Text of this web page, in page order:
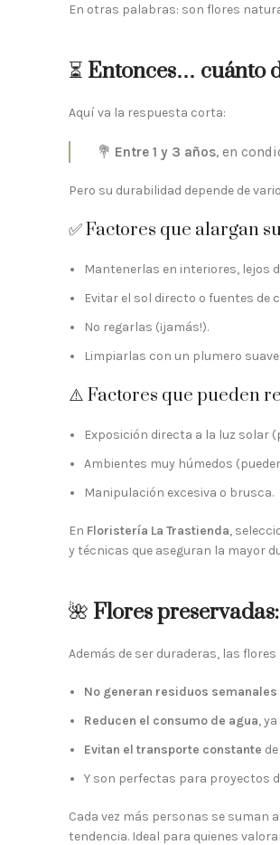
En otras palabras: son flores
⏳ Entonces… cuánto
Aquí va la respuesta corta:
💐 Entre 1 y 3 años, en
Pero su durabilidad depende de
✅ Factores que alargan
Mantenerlas en interiores, lejos
Evitar el sol directo o fuentes de
No regarlas (¡jamás!).
Limpiarlas con un plumero
⚠️ Factores que pueden
Exposición directa a la luz solar
Ambientes muy húmedos
Manipulación excesiva o brusca.
En Floristería La Trastienda,
y técnicas que aseguran la mayor
🌺 Flores
Además de ser duraderas, las
No generan residuos semanales
Reducen el consumo de agua,
Evitan el transporte constante
Y son perfectas para proyectos
Cada vez más personas se suman
tendencia. Ideal para quienes